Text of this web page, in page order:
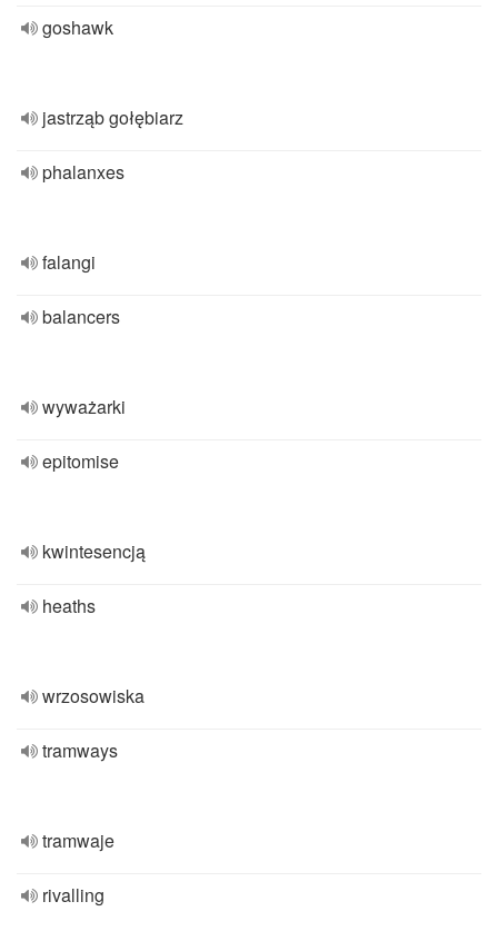
goshawk
jastrząb gołębiarz
phalanxes
falangi
balancers
wyważarki
epitomise
kwintesencją
heaths
wrzosowiska
tramways
tramwaje
rivalling